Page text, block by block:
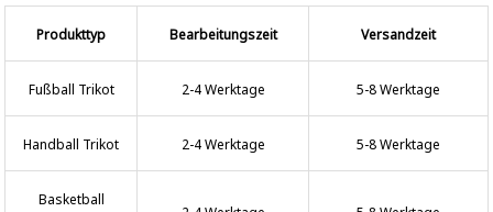
Produkttyp Bearbeitungszeit Versandzeit
Fußball Trikot 2-4 Werktage 5-8 Werktage
Handball Trikot 2-4 Werktage 5-8 Werktage
Basketball